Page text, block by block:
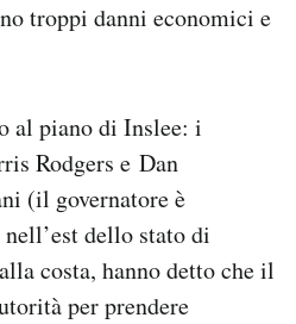
troppi danni economici e
al piano di Inslee: i
Rodgers e Dan
(il governatore è
dello stato di
costa, hanno detto che il
per prendere